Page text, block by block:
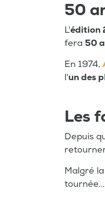
50
L'édition
fera 50
En 1974,
l'un des
Les
Depuis
Malgré